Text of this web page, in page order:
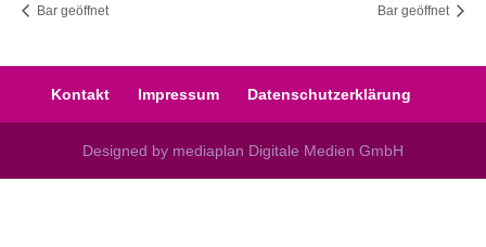
Bar geöffnet Bar geöffnet
Kontakt Impressum Datenschutzerklärung
Designed by mediaplan Digitale Medien GmbH